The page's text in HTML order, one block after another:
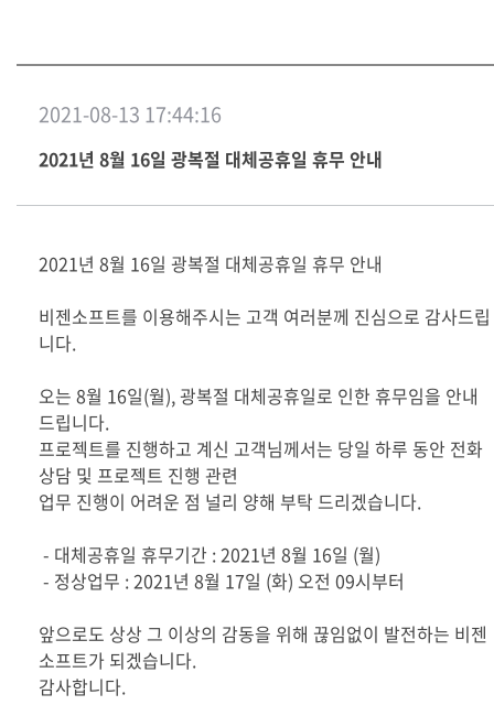
2021-08-13 17:44:16
2021년 8월 16일 광복절 대체공휴일 휴무 안내
2021년 8월 16일 광복절 대체공휴일 휴무 안내
비젠소프트를 이용해주시는 고객 여러분께 진심으로 감사드립
니다.
오는 8월 16일(월), 광복절 대체공휴일로 인한 휴무임을 안내
드립니다.
프로젝트를 진행하고 계신 고객님께서는 당일 하루 동안 전화
상담 및 프로젝트 진행 관련
업무 진행이 어려운 점 널리 양해 부탁 드리겠습니다.
- 대체공휴일 휴무기간 : 2021년 8월 16일 (월)
- 정상업무 : 2021년 8월 17일 (화) 오전 09시부터
앞으로도 상상 그 이상의 감동을 위해 끊임없이 발전하는 비젠
소프트가 되겠습니다.
감사합니다.